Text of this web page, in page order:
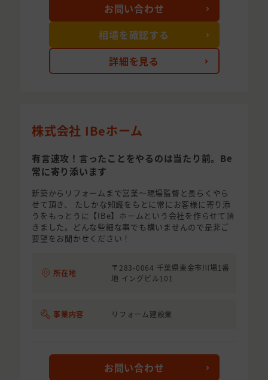
詳細を見る
お問い合わせ
相場を確認する
株式会社 IBeホーム
有言速攻！言ったことをやるのは当たり前。Be
常に寄り添います
新築からリフォームまで営業〜現場監督と長らくやら
せて頂き、 たしかな知識をもとに常にお客様に寄り添
うをもっとうに【IBe】ホームという会社を作らせて頂
きました。どんな些細な事でも構いませんので是非ご
要望をお聞かせください！
所在地
〒283-0064 千葉県東金市川場1番
地 イングビル101
事業内容 リフォーム建設業
お問い合わせ